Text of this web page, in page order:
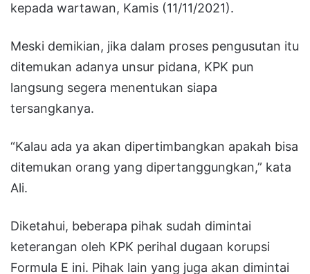
kepada wartawan, Kamis (11/11/2021).
Meski demikian, jika dalam proses pengusutan itu
ditemukan adanya unsur pidana, KPK pun
langsung segera menentukan siapa
tersangkanya.
“Kalau ada ya akan dipertimbangkan apakah bisa
ditemukan orang yang dipertanggungkan,” kata
Ali.
Diketahui, beberapa pihak sudah dimintai
keterangan oleh KPK perihal dugaan korupsi
Formula E ini. Pihak lain yang juga akan dimintai